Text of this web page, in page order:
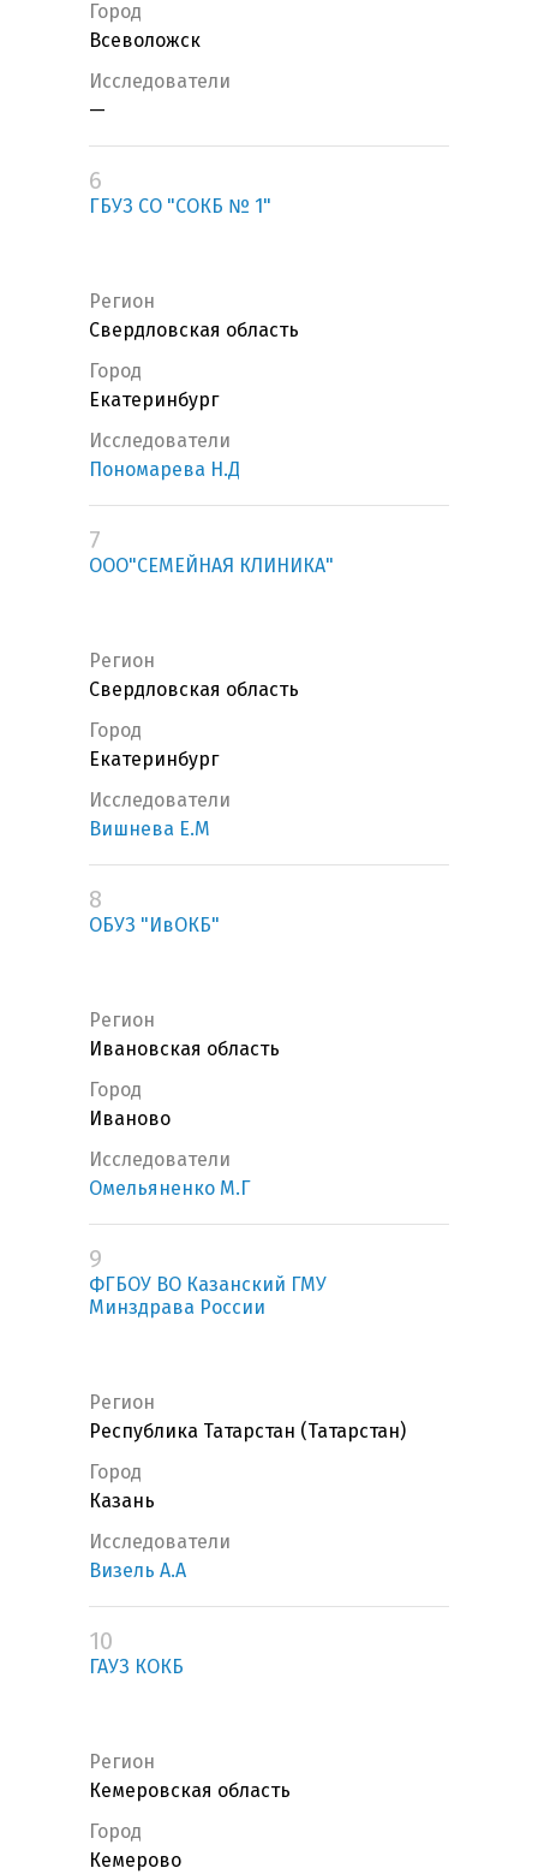
Город
Всеволожск
Исследователи
—
6
ГБУЗ СО "СОКБ № 1"
Регион
Свердловская область
Город
Екатеринбург
Исследователи
Пономарева Н.Д
7
ООО"СЕМЕЙНАЯ КЛИНИКА"
Регион
Свердловская область
Город
Екатеринбург
Исследователи
Вишнева Е.М
8
ОБУЗ "ИвОКБ"
Регион
Ивановская область
Город
Иваново
Исследователи
Омельяненко М.Г
9
ФГБОУ ВО Казанский ГМУ
Минздрава России
Регион
Республика Татарстан (Татарстан)
Город
Казань
Исследователи
Визель А.А
10
ГАУЗ КОКБ
Регион
Кемеровская область
Город
Кемерово